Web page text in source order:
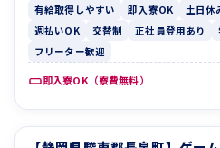
有給取得しやすい
即入寮OK 土日休
週払いOK
交替制 正社員登用あり
フリーター歓迎
即入寮OK（寮費無料）
休憩室あり 制服貸与